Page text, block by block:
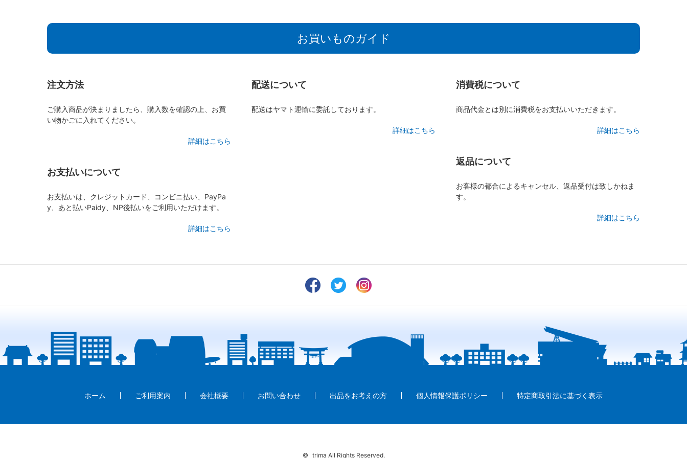
お買いものガイド
注文方法
ご購入商品が決まりましたら、購入数を確認の上、お買
い物かごに入れてください。
詳細はこちら
お支払いについて
お支払いは、クレジットカード、コンビニ払い、PayPa
y、あと払いPaidy、NP後払いをご利用いただけます。
詳細はこちら
配送について
配送はヤマト運輸に委託しております。
詳細はこちら
消費税について
商品代金とは別に消費税をお支払いいただきます。
詳細はこちら
返品について
お客様の都合によるキャンセル、返品受付は致しかねま
す。
詳細はこちら
ホーム ご利用案内 会社概要 お問い合わせ 出品をお考えの方 個人情報保護ポリシー 特定商取引法に基づく表示
© trima All Rights Reserved.